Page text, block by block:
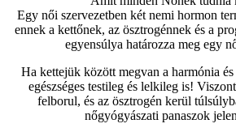
Egy női szervezetben két nemi hormon
ennek a kettőnek, az ösztrogénnek és a
egyensúlya határozza meg egy
Ha kettejük között megvan a harmónia
egészséges testileg és lelkileg is!
felborul, és az ösztrogén kerül
nőgyógyászati panaszok